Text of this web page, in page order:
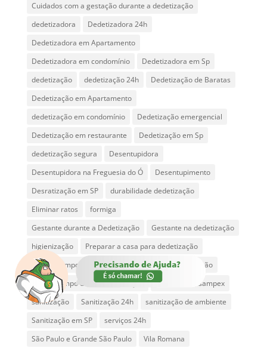
Cuidados com a gestação durante a dedetização
dedetizadora
Dedetizadora 24h
Dedetizadora em Apartamento
Dedetizadora em condomínio
Dedetizadora em Sp
dedetização
dedetização 24h
Dedetização de Baratas
Dedetização em Apartamento
dedetização em condomínio
Dedetização emergencial
Dedetização em restaurante
Dedetização em Sp
dedetização segura
Desentupidora
Desentupidora na Freguesia do Ó
Desentupimento
Desratização em SP
durabilidade dedetização
Eliminar ratos
formiga
Gestante durante a Dedetização
Gestante na dedetização
higienização
Preparar a casa para dedetização
Quanto tempo a gestante fica fora após a Dedetização
quanto tempo dura a dedetização
sanitizadora sampex
sanitização
Sanitização 24h
sanitização de ambiente
Sanitização em SP
serviços 24h
São Paulo e Grande São Paulo
Vila Romana